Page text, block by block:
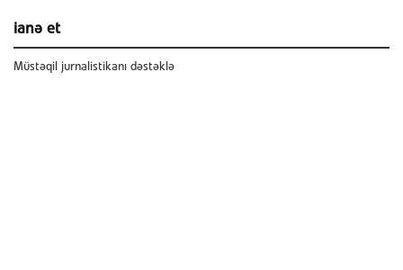
ianə et
Müstəqil jurnalistikanı dəstəklə